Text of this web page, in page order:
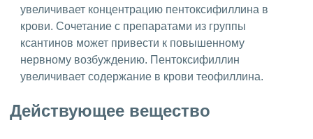
увеличивает концентрацию пентоксифиллина в
крови. Сочетание с препаратами из группы
ксантинов может привести к повышенному
нервному возбуждению. Пентоксифиллин
увеличивает содержание в крови теофиллина.
Действующее вещество